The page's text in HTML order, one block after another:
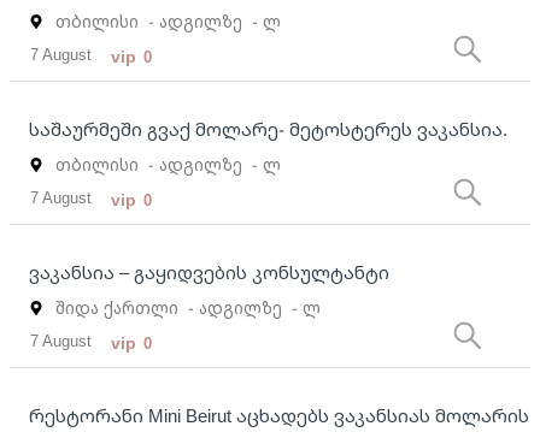
თბილისი - ადგილზე - ლ
7 August vip 0
საშაურმეში გვაქ მოლარე- მეტოსტერეს ვაკანსია.
თბილისი - ადგილზე - ლ
7 August vip 0
ვაკანსია – გაყიდვების კონსულტანტი
შიდა ქართლი - ადგილზე - ლ
7 August vip 0
რესტორანი Mini Beirut აცხადებს ვაკანსიას მოლარის